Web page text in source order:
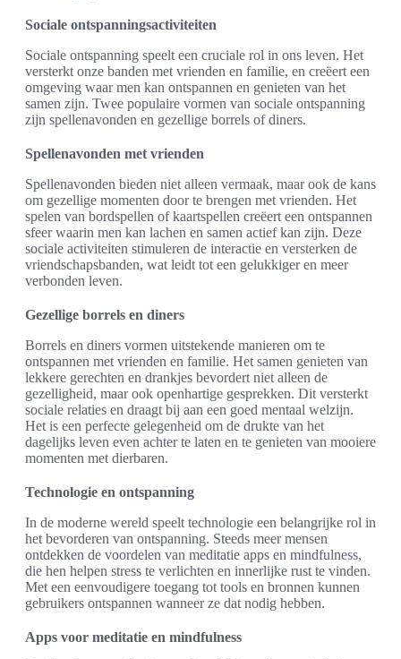
Sociale ontspanningsactiviteiten
Sociale ontspanning speelt een cruciale rol in ons leven. Het
versterkt onze banden met vrienden en familie, en creëert een
omgeving waar men kan ontspannen en genieten van het
samen zijn. Twee populaire vormen van sociale ontspanning
zijn spellenavonden en gezellige borrels of diners.
Spellenavonden met vrienden
Spellenavonden bieden niet alleen vermaak, maar ook de kans
om gezellige momenten door te brengen met vrienden. Het
spelen van bordspellen of kaartspellen creëert een ontspannen
sfeer waarin men kan lachen en samen actief kan zijn. Deze
sociale activiteiten stimuleren de interactie en versterken de
vriendschapsbanden, wat leidt tot een gelukkiger en meer
verbonden leven.
Gezellige borrels en diners
Borrels en diners vormen uitstekende manieren om te
ontspannen met vrienden en familie. Het samen genieten van
lekkere gerechten en drankjes bevordert niet alleen de
gezelligheid, maar ook openhartige gesprekken. Dit versterkt
sociale relaties en draagt bij aan een goed mentaal welzijn.
Het is een perfecte gelegenheid om de drukte van het
dagelijks leven even achter te laten en te genieten van mooiere
momenten met dierbaren.
Technologie en ontspanning
In de moderne wereld speelt technologie een belangrijke rol in
het bevorderen van ontspanning. Steeds meer mensen
ontdekken de voordelen van meditatie apps en mindfulness,
die hen helpen stress te verlichten en innerlijke rust te vinden.
Met een eenvoudigere toegang tot tools en bronnen kunnen
gebruikers ontspannen wanneer ze dat nodig hebben.
Apps voor meditatie en mindfulness